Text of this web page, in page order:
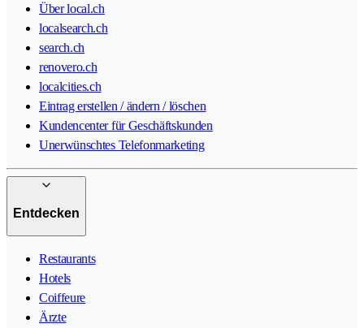
Über local.ch
localsearch.ch
search.ch
renovero.ch
localcities.ch
Eintrag erstellen / ändern / löschen
Kundencenter für Geschäftskunden
Unerwünschtes Telefonmarketing
Entdecken
Restaurants
Hotels
Coiffeure
Ärzte